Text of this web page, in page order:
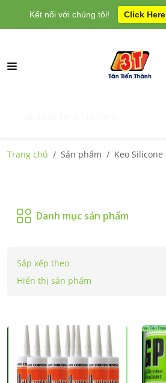
Trang chủ Sản phẩm Keo Silicone
Danh mục sản phẩm
Sắp xếp theo
Hiển thị sản phẩm
Kết nối với chúng tôi! Click Here